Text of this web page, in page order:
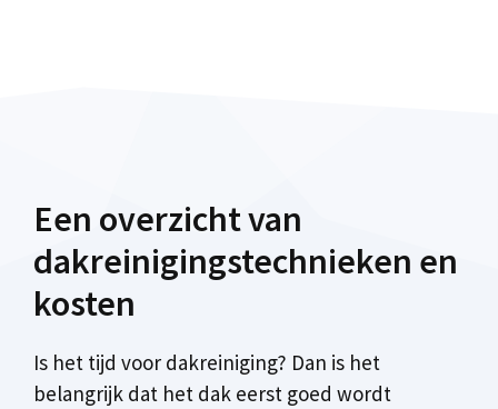
Een overzicht van
dakreinigingstechnieken en
kosten
Is het tijd voor dakreiniging? Dan is het
belangrijk dat het dak eerst goed wordt